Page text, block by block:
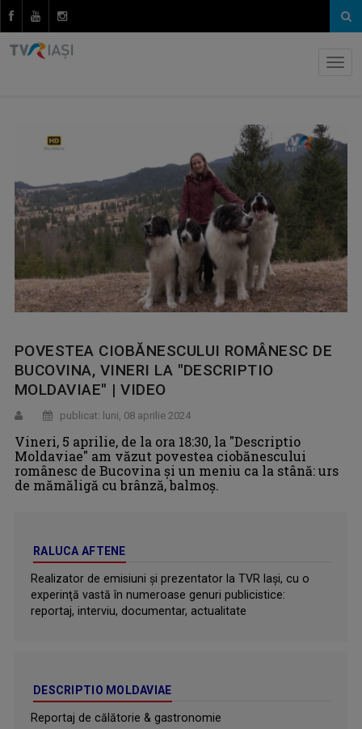
POVESTEA CIOBĂNESCULUI ROMÂNESC DE
BUCOVINA, VINERI LA "DESCRIPTIO
MOLDAVIAE" | VIDEO
publicat: luni, 08 aprilie 2024
Vineri, 5 aprilie, de la ora 18:30, la "Descriptio
Moldaviae" am văzut povestea ciobănescului
românesc de Bucovina și un meniu ca la stână: urs
de mămăligă cu brânză, balmoș.
RALUCA AFTENE
Realizator de emisiuni şi prezentator la TVR Iaşi, cu o
experinţă vastă în numeroase genuri publicistice:
reportaj, interviu, documentar, actualitate
DESCRIPTIO MOLDAVIAE
Reportaj de călătorie & gastronomie